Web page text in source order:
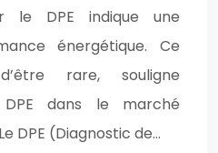
le DPE indique une
énergétique. Ce
rare, souligne
DPE dans le marché
DPE (Diagnostic de…